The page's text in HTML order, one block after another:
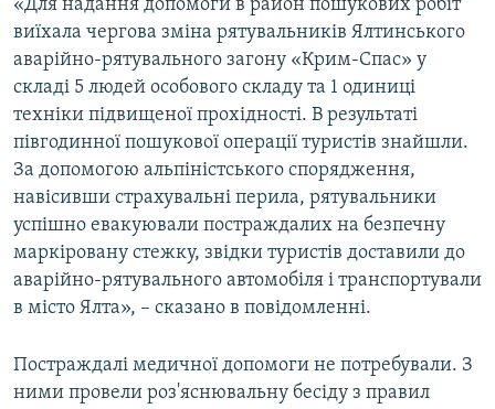
«Для надання допомоги в район пошукових робіт
виїхала чергова зміна рятувальників Ялтинського
аварійно-рятувального загону «Крим-Спас» у
складі 5 людей особового складу та 1 одиниці
техніки підвищеної прохідності. В результаті
півгодинної пошукової операції туристів знайшли.
За допомогою альпіністського спорядження,
навісивши страхувальні перила, рятувальники
успішно евакуювали постраждалих на безпечну
маркіровану стежку, звідки туристів доставили до
аварійно-рятувального автомобіля і транспортували
в місто Ялта», – сказано в повідомленні.
Постраждалі медичної допомоги не потребували. З
ними провели роз'яснювальну бесіду з правил